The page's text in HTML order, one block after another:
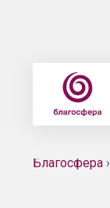
Благосфера›